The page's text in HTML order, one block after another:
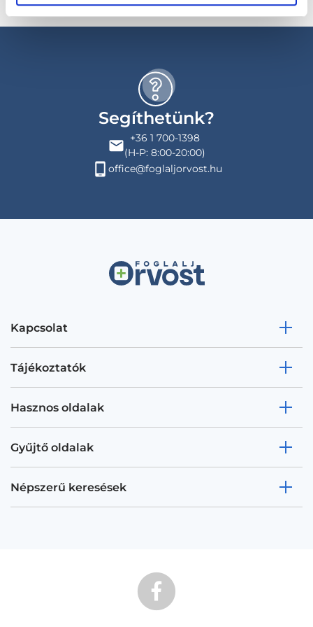
Segíthetünk?
+36 1 700-1398
(H-P: 8:00-20:00)
office@foglaljorvost.hu
Kapcsolat
Tájékoztatók
Hasznos oldalak
Gyűjtő oldalak
Népszerű keresések